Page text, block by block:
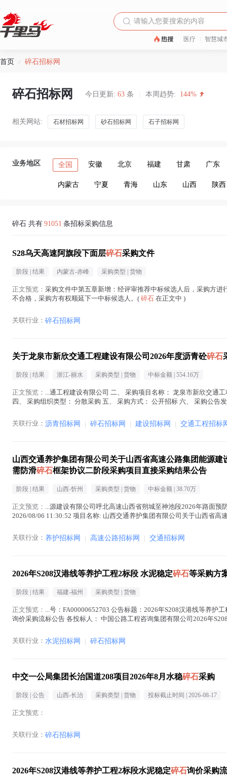
医疗 智慧城
首页 / 碎石招标网
碎石招标网 今日更新: 63 条 本周趋势: 144%
相关网站: 石材招标网 砂石招标网 石子招标网
业务地区 全国 安徽 北京 福建 甘肃 广东
内蒙古 宁夏 青海 山东 山西 陕西
碎石 共有 91051 条招标采购信息
S28乌天高速阿旗段下面层碎石采购文件
阶段 | 结果 内蒙古-赤峰 采购类型 | 货物
正文预览： 采购文件中第五章新增：经评审推荐中标候选人后，采购方
不合格，采购方有权顺延下一中标候选人。( 碎石 在正文中 )
关联行业： 碎石招标网
关于龙泉市新欣交通工程建设有限公司2026年度沥青砼碎石
阶段 | 结果 浙江-丽水 采购类型 | 货物 中标金额 | 554.16万
正文预览： ...通工程建设有限公司 二、 采购项目名称： 龙泉市新欣交通
四、 采购组织类型： 分散采购 五、 采购方式： 公开招标 六、 采购公告
关联行业： 沥青招标网 | 碎石招标网 | 建设招标网 | 交通工程招标
山西交通养护集团有限公司关于山西省高速公路集团能源
需防滑碎石框架协议二阶段采购项目直接采购结果公告
阶段 | 结果 山西-忻州 采购类型 | 货物 中标金额 | 38.70万
正文预览： ...源建设有限公司呼北高速山西省朔城至神池段2026年路面预
2026/08/06 11:30:52 项目名称: 山西交通养护集团有限公司关于山西省
关联行业： 养护招标网 | 高速公路招标网 | 交通招标网
2026年S208汉港线等养护工程2标段 水泥稳定碎石等采购方
阶段 | 结果 福建-福州 采购类型 | 货物
正文预览： ...号：FA00000652703 公告标题：2026年S208汉港线等养护
询价采购流标公告 各投标人： 中国公路工程咨询集团有限公司2026年
关联行业： 水泥招标网 | 碎石招标网
中交一公局集团长治国道208项目2026年8月水稳碎石采购
阶段 | 公告 山西-长治 采购类型 | 货物 投标截止时间 | 2026-08-17
正文预览：
关联行业： 碎石招标网
2026年S208汉港线等养护工程2标段水泥稳定碎石询价采购